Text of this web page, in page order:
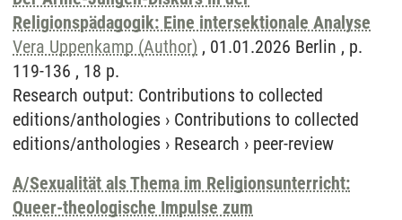
Religionspädagogik: Eine intersektionale Analyse
Vera Uppenkamp (Author) , 01.01.2026 Berlin , p.
119-136 , 18 p.
Research output: Contributions to collected
editions/anthologies › Contributions to collected
editions/anthologies › Research › peer-review
A/Sexualität als Thema im Religionsunterricht:
Queer-theologische Impulse zum